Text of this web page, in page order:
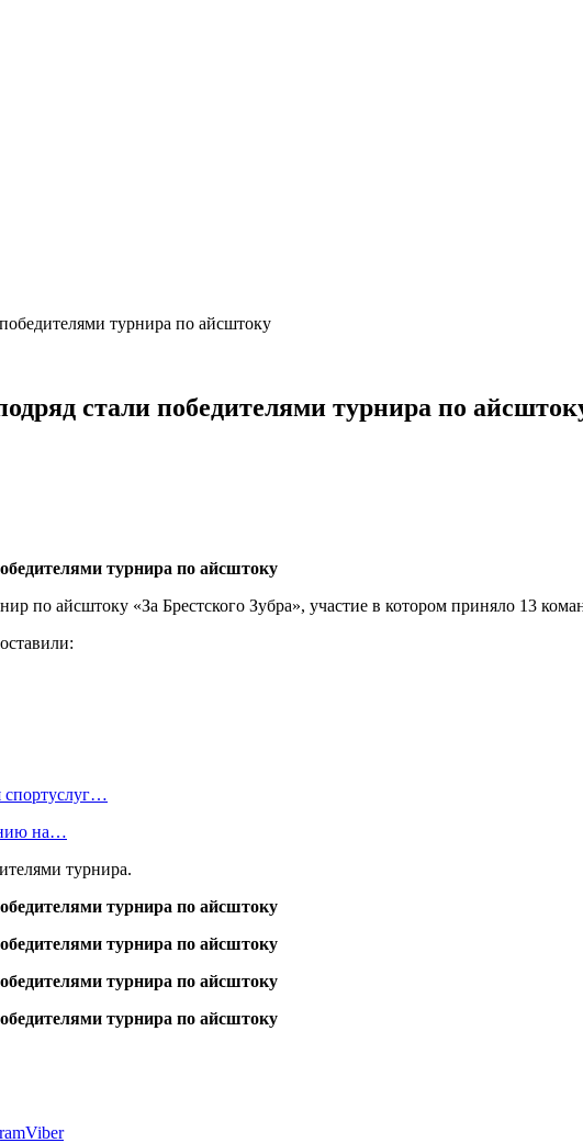
турнира по айсштоку
стали победителями турнира по
по айсштоку «За Брестского Зубра», участие в котором приняло 13
спортуслуг…
на…
турнира.
Viber